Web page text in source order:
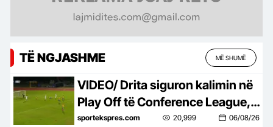
TË NGJASHME MË SHUMË
VIDEO/ Drita siguron kalimin në
Play Off të Conference League, e
mbyll me një ndeshje takimin
sportekspres.com 20,999 06/08/26